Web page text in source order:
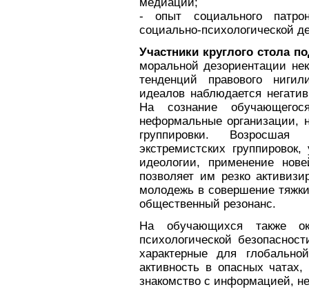
- опыт социального
социально-психологической
Участники круглого стола
моральной дезориентации
тенденций правового
идеалов наблюдается
На сознание
неформальные организации,
группировки. Возросшая
экстремистских
идеологии, применение
позволяет им резко
молодежь в совершение
общественный резонанс.
На обучающихся также
психологической
характерные для
активность в опасных
знакомство с информацией,